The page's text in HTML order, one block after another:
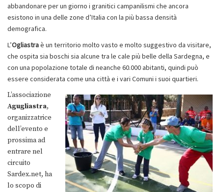
abbandonare per un giorno i granitici campanilismi che ancora
esistono in una delle zone d’Italia con la più bassa densità
demografica.
L’Ogliastraè un territorio molto vasto e molto suggestivo da visitare,
che ospita sia boschi sia alcune tra le cale più belle della Sardegna, e
con una popolazione totale di neanche 60.000 abitanti, quindi può
essere considerata come una città e i vari Comuni i suoi quartieri.
L’associazione
Agugliastra,
organizzatrice
dell’evento e
prossima ad
entrare nel
circuito
Sardex.net, ha
lo scopo di